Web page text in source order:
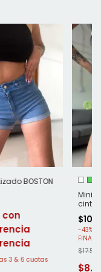
BOSTON
Mini
cinto
-43%